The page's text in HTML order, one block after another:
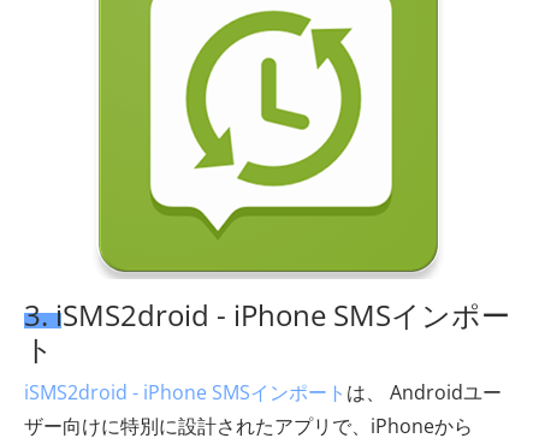
3. iSMS2droid - iPhone SMSインポー
ト
iSMS2droid - iPhone SMSインポート は、 Androidユー
ザー向けに特別に設計されたアプリで、iPhoneから